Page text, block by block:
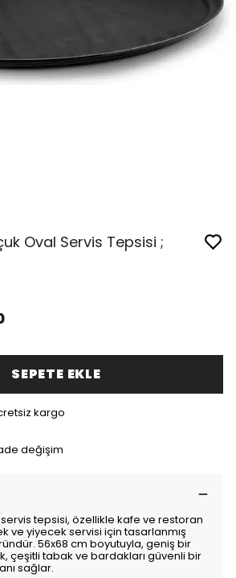
Oval Servis Tepsisi ;
SEPETE EKLE
kargo
değişim
tepsisi, özellikle kafe ve restoran
ve yiyecek servisi için tasarlanmış
56x68 cm boyutuyla, geniş bir
çeşitli tabak ve bardakları güvenli bir
sağlar.